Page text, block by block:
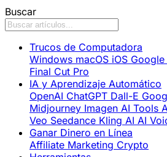
Buscar
Trucos de Computadora
Windows macOS iOS Google
Final Cut Pro
IA y Aprendizaje Automático
OpenAI ChatGPT Dall-E
Midjourney Imagen AI Tools
Veo Seedance Kling AI AI
Ganar Dinero en Línea
Affiliate Marketing Crypto